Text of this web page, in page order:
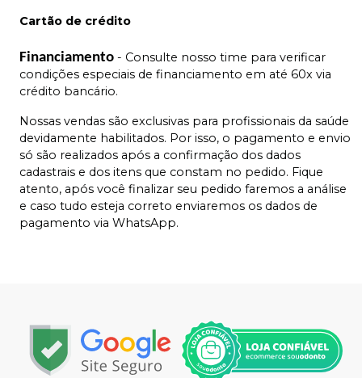
Cartão de crédito
Financiamento - Consulte nosso time para verificar
condições especiais de financiamento em até 60x via
crédito bancário.
Nossas vendas são exclusivas para profissionais da saúde
devidamente habilitados. Por isso, o pagamento e envio
só são realizados após a confirmação dos dados
cadastrais e dos itens que constam no pedido. Fique
atento, após você finalizar seu pedido faremos a análise
e caso tudo esteja correto enviaremos os dados de
pagamento via WhatsApp.